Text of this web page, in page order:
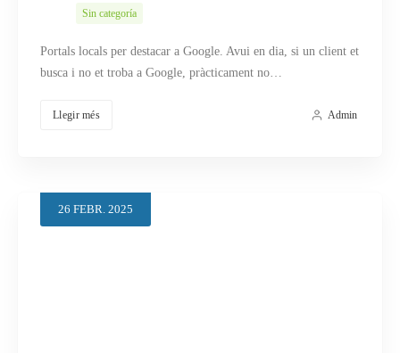
Sin categoría
Portals locals per destacar a Google. Avui en dia, si un client et
busca i no et troba a Google, pràcticament no…
Llegir més Admin
26 FEBR. 2025